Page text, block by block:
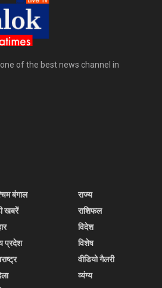
of the best news channel in
बंगाल
खबरें
प्रदेश
राज्य
राशिफल
विदेश
विशेष
वीडियो गैलरी
व्यंग्य